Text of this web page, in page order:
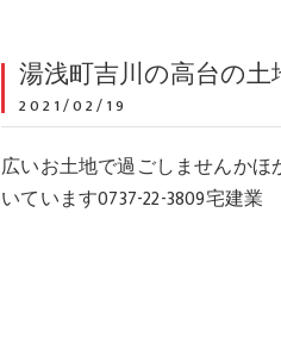
湯浅町吉川の高台の
2021/02/19
広いお土地で過ごしませんか
いています0737-22-3809宅建業